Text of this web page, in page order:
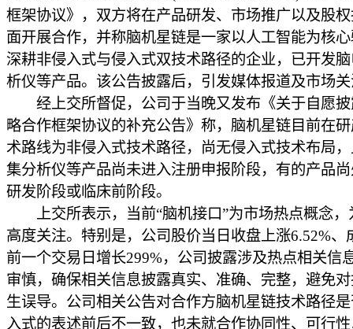
框架协议》，双方将在产品研发、市场推广以及股
面开展合作，并称脑机星链是一家以人工智能为核
深耕非侵入式与侵入式双技术路径的企业，已开发
析仪等产品。该公告披露后，引发媒体报道及市场
经上交所督促，公司于当晚又发布《关于自愿披
略合作框架协议的补充公告》称，脑机星链目前在
术路线为非侵入式技术路径，尚无侵入式技术布局
集分析仪等产品尚未进入注册申报阶段，有的产品
研发阶段或临床前阶段。
上交所表示，当前“脑机接口”为市场热点概念，
高度关注。特别是，公司股价当日收盘上涨6.52%、
前一个交易日增长299%，公司披露涉及热点相关信
审慎，确保相关信息披露真实、准确、完整，避免
生误导。公司相关公告对合作方脑机星链技术路径
入式的表述前后不一致，也未就合作协同性、可行